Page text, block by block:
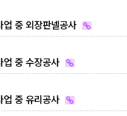
업 중 외장판넬공사
업 중 수장공사
업 중 유리공사